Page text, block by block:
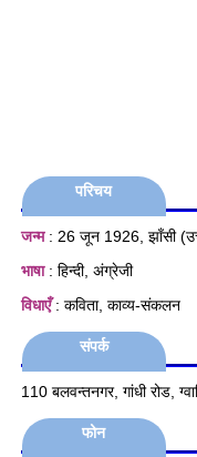
परिचय
जन्म: 26 जून 1926, झाँसी
भाषा: हिन्दी, अंग्रेजी
विधाएँ: कविता, काव्य-संकलन
संपर्क
110 बलवन्तनगर, गांधी रोड,
फोन